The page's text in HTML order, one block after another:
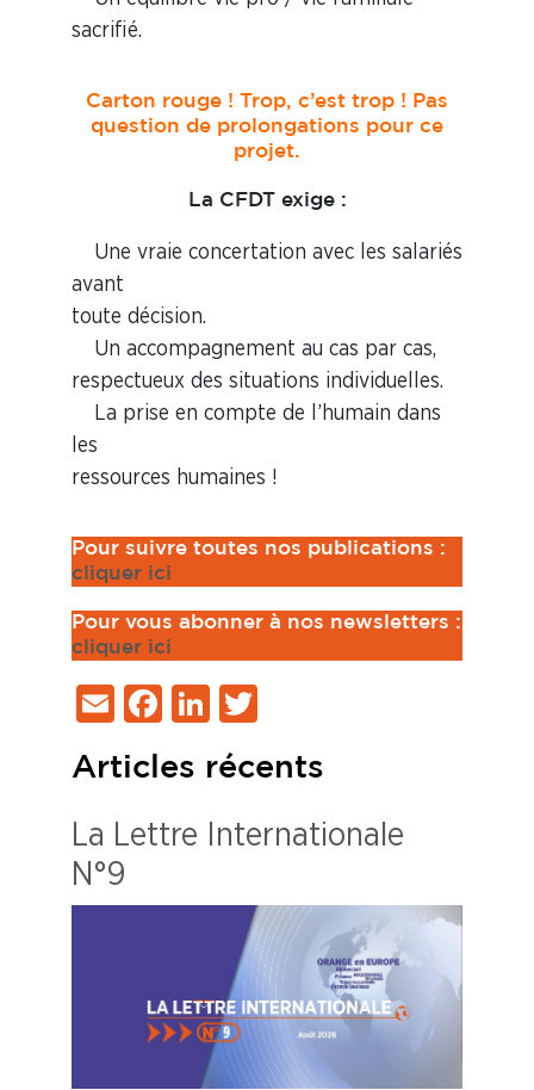
sacrifié.
Carton rouge ! Trop, c’est trop ! Pas
question de prolongations pour ce
projet.
La CFDT exige :
Une vraie concertation avec les salariés
avant
toute décision.
Un accompagnement au cas par cas,
respectueux des situations individuelles.
La prise en compte de l’humain dans
les
ressources humaines !
Pour suivre toutes nos publications :
cliquer ici
Pour vous abonner à nos newsletters :
cliquer ici
EmailFacebook
LinkedIn
Articles récents
La Lettre Internationale
N°9